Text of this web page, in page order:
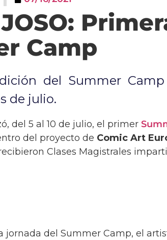
Camp
del Summer
de julio.
del 5 al 10 de julio, el primer
del proyecto de Comic Art
Clases Magistrales
jornada del Summer Camp, el